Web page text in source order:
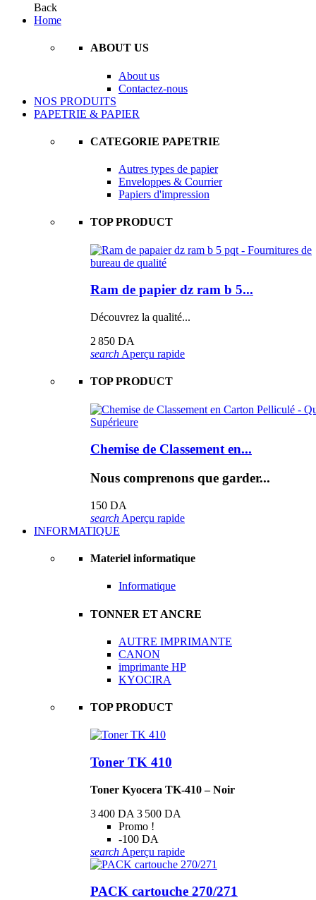
Back
Home
ABOUT US
About us
Contactez-nous
NOS PRODUITS
PAPETRIE & PAPIER
CATEGORIE PAPETRIE
Autres types de papier
Enveloppes & Courrier
Papiers d'impression
TOP PRODUCT
Ram de papier dz ram b 5...
Découvrez la qualité...
2 850 DA
search Aperçu rapide
TOP PRODUCT
Chemise de Classement en...
Nous comprenons que garder...
150 DA
search Aperçu rapide
INFORMATIQUE
Materiel informatique
Informatique
TONNER ET ANCRE
AUTRE IMPRIMANTE
CANON
imprimante HP
KYOCIRA
TOP PRODUCT
Toner TK 410
Toner Kyocera TK-410 – Noir
3 400 DA 3 500 DA
Promo !
-100 DA
search Aperçu rapide
PACK cartouche 270/271